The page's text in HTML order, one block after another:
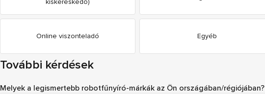
Online viszonteladó Egyéb
További kérdések
Melyek a legismertebb robotfűnyíró-márkák az Ön országában/régiójában?